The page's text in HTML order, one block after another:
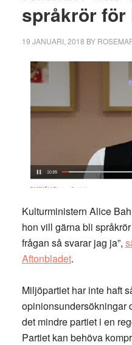
språkrör för
19 JANUARI, 2018 BY
Kulturministern Alice
hon vill gärna bli
frågan så svarar jag ja”,
Aftonbladet.
Miljöpartiet har inte haft
opinionsundersökningar
det mindre partiet i en
Partiet kan behöva